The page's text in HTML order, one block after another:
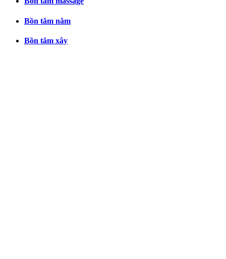
Bồn tắm nằm
Bồn tắm xây